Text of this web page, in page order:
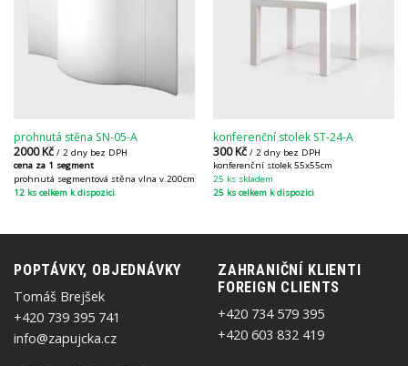
prohnutá stěna SN-05-A
2000Kč / 2 dny bez DPH
cena za 1 segment
prohnutá segmentová stěna vlna v.200cm
12 ks celkem k dispozici
konferenční stolek ST-24-A
300Kč / 2 dny bez DPH
konferenční stolek 55x55cm
25 ks skladem
25 ks celkem k dispozici
POPTÁVKY, OBJEDNÁVKY
Tomáš Brejšek
+420 739 395 741
info@zapujcka.cz
ZAHRANIČNÍ KLIENTI
FOREIGN CLIENTS
+420 734 579 395
+420 603 832 419